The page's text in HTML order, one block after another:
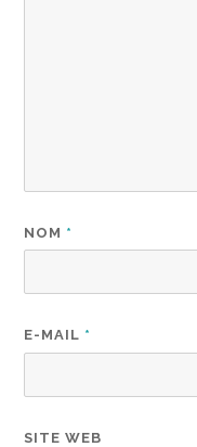
NOM *
E-MAIL *
SITE WEB